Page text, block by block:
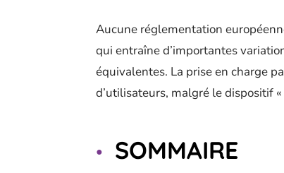
Aucune réglementation
qui entraîne d’importantes
équivalentes. La prise en charge
d’utilisateurs, malgré le dispositif
SOMMAIRE